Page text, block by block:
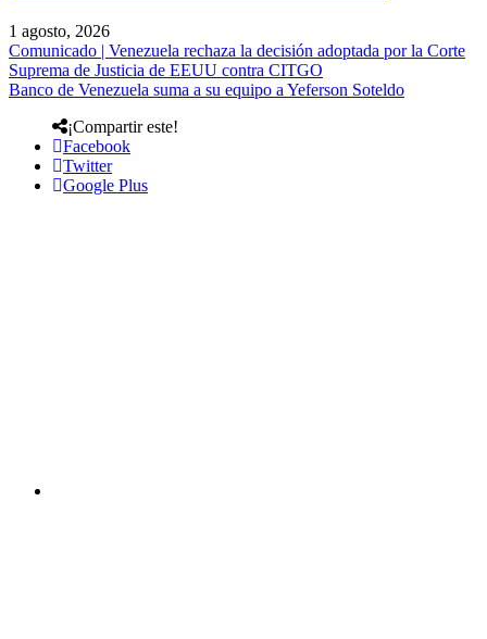
1 agosto, 2026
Comunicado | Venezuela rechaza la decisión adoptada por la Corte
Suprema de Justicia de EEUU contra CITGO
Banco de Venezuela suma a su equipo a Yeferson Soteldo
¡Compartir este!
Facebook
Twitter
Google Plus